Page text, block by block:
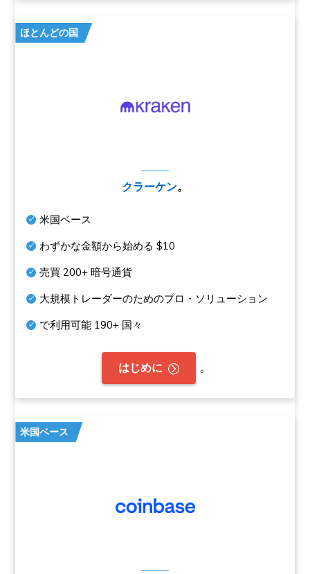
ほとんどの国
クラーケン。
米国ベース
わずかな金額から始める$10
売買200+ 暗号通貨
大規模トレーダーのためのプロ・ソリューション
で利用可能 190+ 国々
はじめに 。
米国ベース